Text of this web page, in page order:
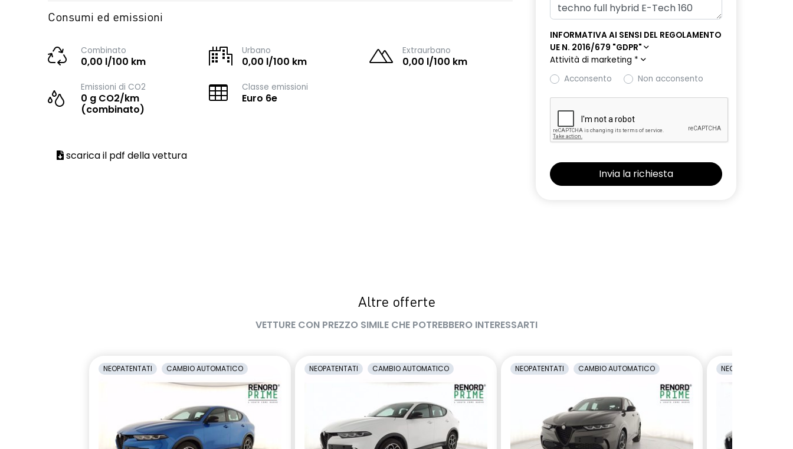
Consumi ed emissioni
Combinato
0,00 l/100 km
Urbano
0,00 l/100 km
Extraurbano
0,00 l/100 km
Emissioni di CO2
0 g CO2/km
(combinato)
Classe emissioni
Euro 6e
scarica il pdf della vettura
INFORMATIVA AI SENSI DEL REGOLAMENTO
UE N. 2016/679 "GDPR"
Attività di marketing *
Acconsento
Non acconsento
Altre offerte
VETTURE CON PREZZO SIMILE CHE POTREBBERO INTERESSARTI
NEOPATENTATI CAMBIO AUTOMATICO NEOPATENTATI CAMBIO AUTOMATICO NEOPATENTATI CAMBIO AUTOMATICO NEOPATENTATI